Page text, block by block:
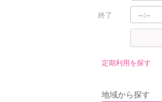
終了
定期利用を探す
地域から探す